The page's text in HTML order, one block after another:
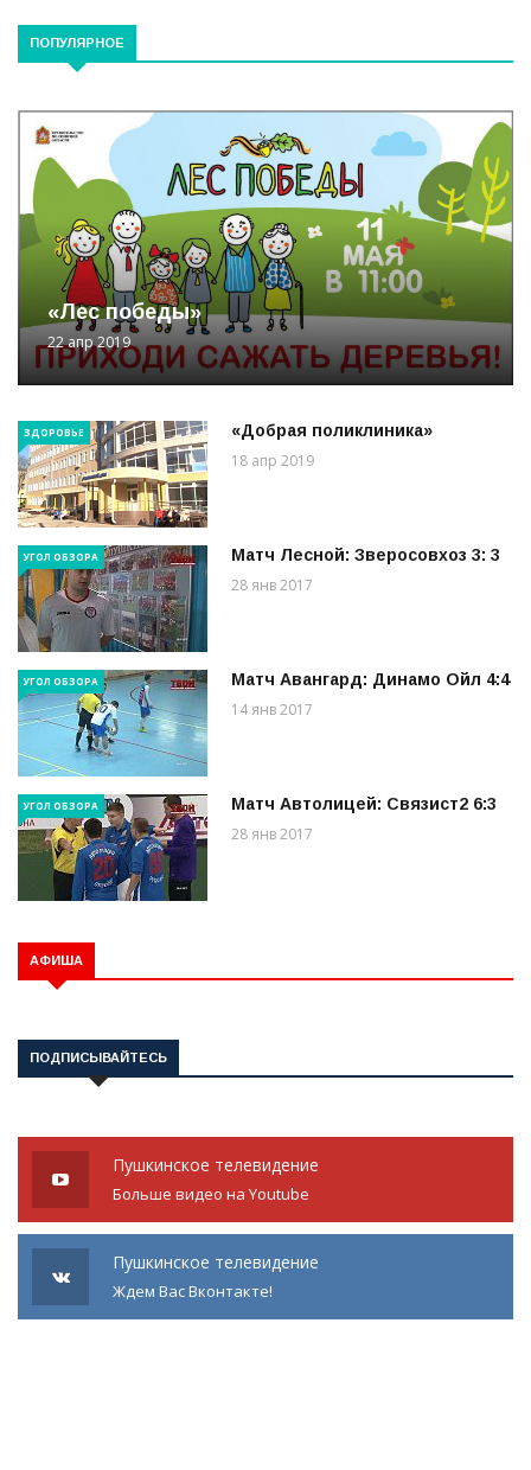
ПОПУЛЯРНОЕ
«Лес победы»
22 апр 2019
ЗДОРОВЬЕ «Добрая поликлиника»
18 апр 2019
УГОЛ ОБЗОРА Матч Лесной: Зверосовхоз 3: 3
28 янв 2017
УГОЛ ОБЗОРА Матч Авангард: Динамо Ойл 4:4
14 янв 2017
УГОЛ ОБЗОРА Матч Автолицей: Связист2 6:3
28 янв 2017
АФИША
ПОДПИСЫВАЙТЕСЬ
Пушкинское телевидение
Больше видео на Youtube
Пушкинское телевидение
Ждем Вас Вконтакте!